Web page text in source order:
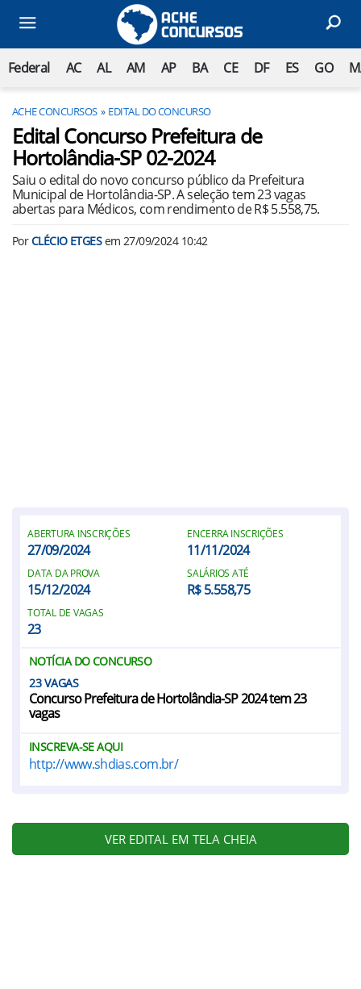
Federal AC AL AM AP BA CE DF ES GO
ACHE CONCURSOS EDITAL DO CONCURSO
Edital Concurso Prefeitura de
Hortolândia-SP 02-2024
Saiu o edital do novo concurso público da Prefeitura
Municipal de Hortolândia-SP. A seleção tem 23 vagas
abertas para Médicos, com rendimento de R$ 5.558,75.
PorCLÉCIO ETGESem 27/09/2024 10:42
ABERTURA INSCRIÇÕES
27/09/2024
ENCERRA INSCRIÇÕES
11/11/2024
DATA DA PROVA
15/12/2024
SALÁRIOS ATÉ
R$ 5.558,75
TOTAL DE VAGAS
23
NOTÍCIA DO CONCURSO
23
Concurso Prefeitura de Hortolândia-SP 2024 tem 23
vagas
INSCREVA-SE AQUI
http://www.shdias.com.br/
VER EDITAL EM TELA CHEIA